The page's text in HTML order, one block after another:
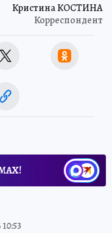
Кристина КОСТИНА
Корреспондент